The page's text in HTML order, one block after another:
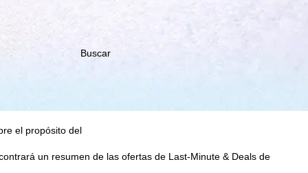
utilizando
ello necesitamos su
datos personales
Microsoft en EE.UU.
clic aquí en
el contrato.
el propósito del
Buscar
un resumen de las ofertas de Last-Minute & Deals de